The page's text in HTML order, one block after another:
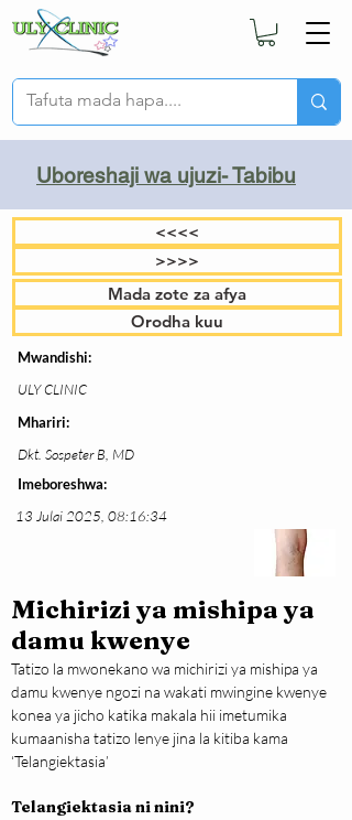
Uboreshaji wa ujuzi- Tabibu
<<<<
>>>>
Mada zote za afya
Orodha kuu
Mwandishi:
ULY CLINIC
Mhariri:
Dkt. Sospeter B, MD
Imeboreshwa:
13 Julai 2025, 08:16:34
Michirizi ya mishipa ya
damu kwenye
Tatizo la mwonekano wa michirizi ya mishipa ya
damu kwenye ngozi na wakati mwingine kwenye
konea ya jicho katika makala hii imetumika
kumaanisha tatizo lenye jina la kitiba kama
‘Telangiektasia’
Telangiektasia ni nini?